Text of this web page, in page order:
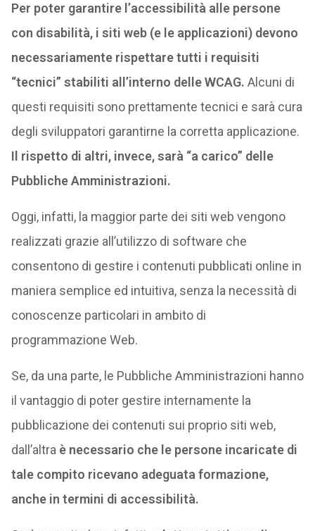
Per poter garantire l’accessibilità alle persone
con disabilità, i siti web (e le applicazioni) devono
necessariamente rispettare tutti i requisiti
“tecnici” stabiliti all’interno delle WCAG. Alcuni di
questi requisiti sono prettamente tecnici e sarà cura
degli sviluppatori garantirne la corretta applicazione.
Il rispetto di altri, invece, sarà “a carico” delle
Pubbliche Amministrazioni.
Oggi, infatti, la maggior parte dei siti web vengono
realizzati grazie all’utilizzo di software che
consentono di gestire i contenuti pubblicati online in
maniera semplice ed intuitiva, senza la necessità di
conoscenze particolari in ambito di
programmazione Web.
Se, da una parte, le Pubbliche Amministrazioni hanno
il vantaggio di poter gestire internamente la
pubblicazione dei contenuti sui proprio siti web,
dall’altra è necessario che le persone incaricate di
tale compito ricevano adeguata formazione,
anche in termini di accessibilità.